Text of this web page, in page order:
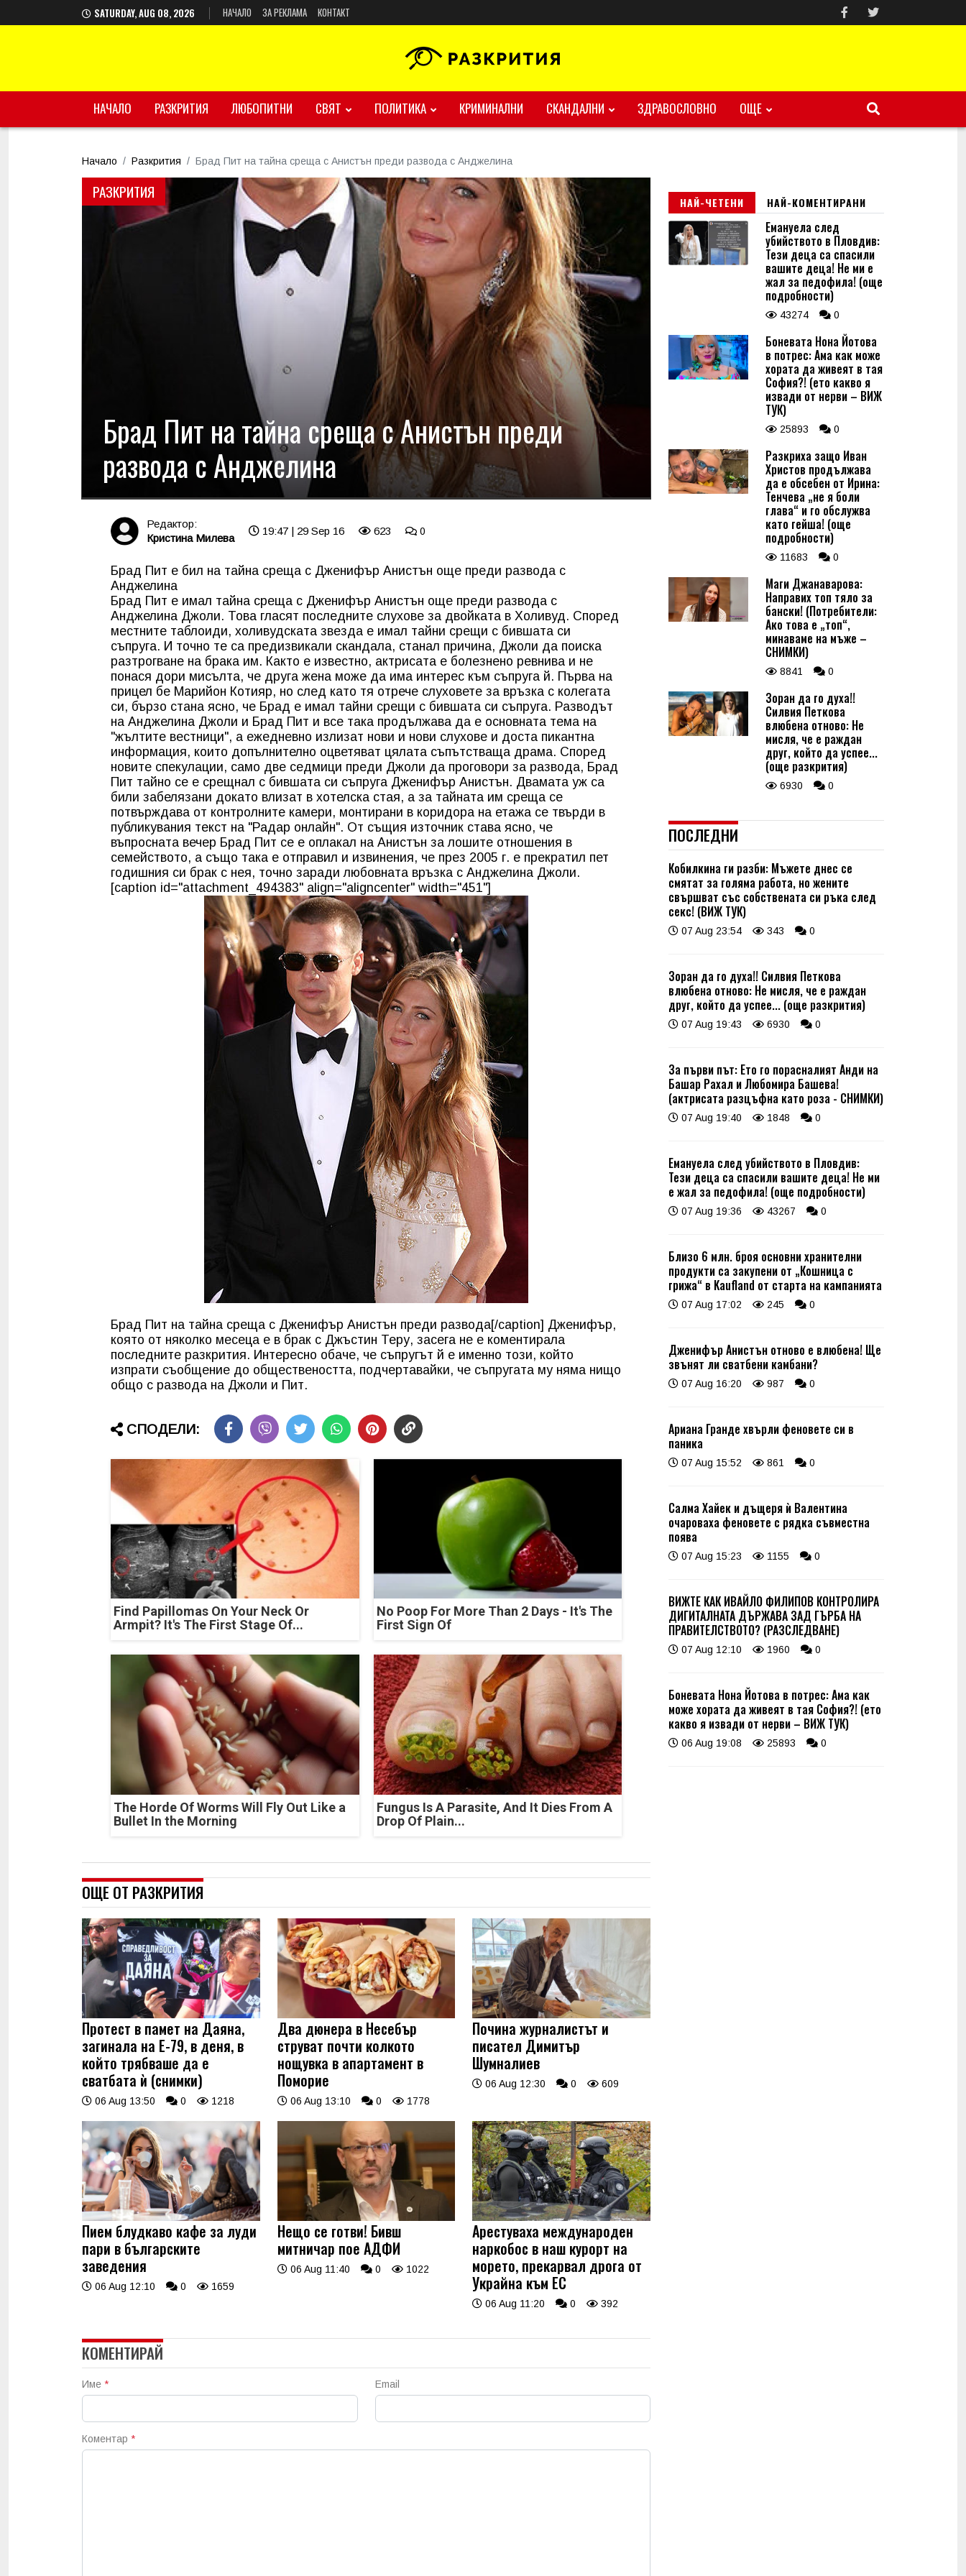
SATURDAY, AUG 08, 2026 НАЧАЛО ЗА РЕКЛАМА КОНТАКТ
НАЧАЛО РАЗКРИТИЯ ЛЮБОПИТНИ СВЯТ ПОЛИТИКА КРИМИНАЛНИ СКАНДАЛНИ ЗДРАВОСЛОВНО ОЩЕ
Начало Разкрития Брад Пит на тайна среща с Анистън преди развода с Анджелина
РАЗКРИТИЯ
Брад Пит на тайна среща с Анистън преди
развода с Анджелина
Редактор:
Кристина Милева
19:47 | 29 Sep 16 623 0
Брад Пит е бил на тайна среща с Дженифър Анистън още преди развода с
Анджелина
Брад Пит е имал тайна среща с Дженифър Анистън още преди развода с
Анджелина Джоли. Това гласят последните слухове за двойката в Холивуд. Според
местните таблоиди, холивудската звезда е имал тайни срещи с бившата си
съпруга. И точно те са предизвикали скандала, станал причина, Джоли да поиска
разтрогване на брака им. Както е известно, актрисата е болезнено ревнива и не
понася дори мисълта, че друга жена може да има интерес към съпруга й. Първа на
прицел бе Марийон Котияр, но след като тя отрече слуховете за връзка с колегата
си, бързо стана ясно, че Брад е имал тайни срещи с бившата си съпруга. Разводът
на Анджелина Джоли и Брад Пит и все така продължава да е основната тема на
"жълтите вестници", а ежедневно излизат нови и нови слухове и доста пикантна
информация, които допълнително оцветяват цялата съпътстваща драма. Според
новите спекулации, само две седмици преди Джоли да проговори за развода, Брад
Пит тайно се е срещнал с бившата си съпруга Дженифър Анистън. Двамата уж са
били забелязани докато влизат в хотелска стая, а за тайната им среща се
потвърждава от контролните камери, монтирани в коридора на етажа се твърди в
публикувания текст на "Радар онлайн". От същия източник става ясно, че
въпросната вечер Брад Пит се е оплакал на Анистън за лошите отношения в
семейството, а също така е отправил и извинения, че през 2005 г. е прекратил пет
годишния си брак с нея, точно заради любовната връзка с Анджелина Джоли.
[caption id="attachment_494383" align="aligncenter" width="451"]
Брад Пит на тайна среща с Дженифър Анистън преди развода[/caption] Дженифър,
която от няколко месеца е в брак с Джъстин Теру, засега не е коментирала
последните разкрития. Интересно обаче, че съпругът й е именно този, който
изпрати съобщение до обществеността, подчертавайки, че съпругата му няма нищо
общо с развода на Джоли и Пит.
СПОДЕЛИ:
Find Papillomas On Your Neck Or
Armpit? It's The First Stage Of...
No Poop For More Than 2 Days - It's The
First Sign Of
The Horde Of Worms Will Fly Out Like a
Bullet In the Morning
Fungus Is A Parasite, And It Dies From A
Drop Of Plain...
ОЩЕ ОТ РАЗКРИТИЯ
Протест в памет на Даяна,
загинала на Е-79, в деня, в
който трябваше да е
сватбата ѝ (снимки)
06 Aug 13:50 0 1218
Два дюнера в Несебър
струват почти колкото
нощувка в апартамент в
Поморие
06 Aug 13:10 0 1778
Почина журналистът и
писател Димитър
Шумналиев
06 Aug 12:30 0 609
Пием блудкаво кафе за луди
пари в българските
заведения
06 Aug 12:10 0 1659
Нещо се готви! Бивш
митничар пое АДФИ
06 Aug 11:40 0 1022
Арестуваха международен
наркобос в наш курорт на
морето, прекарвал дрога от
Украйна към ЕС
06 Aug 11:20 0 392
КОМЕНТИРАЙ
Име * Email
Коментар *
НАЙ-ЧЕТЕНИ НАЙ-КОМЕНТИРАНИ
Емануела след
убийството в Пловдив:
Тези деца са спасили
вашите деца! Не ми е
жал за педофила! (още
подробности)
43274 0
Боневата Нона Йотова
в потрес: Ама как може
хората да живеят в тая
София?! (ето какво я
извади от нерви – ВИЖ
ТУК)
25893 0
Разкриха защо Иван
Христов продължава
да е обсебен от Ирина:
Тенчева „не я боли
глава“ и го обслужва
като гейша! (още
подробности)
11683 0
Маги Джанаварова:
Направих топ тяло за
бански! (Потребители:
Ако това е „топ“,
минаваме на мъже –
СНИМКИ)
8841 0
Зоран да го духа!!
Силвия Петкова
влюбена отново: Не
мисля, че е раждан
друг, който да успее...
(още разкрития)
6930 0
ПОСЛЕДНИ
Кобилкина ги разби: Мъжете днес се
смятат за голяма работа, но жените
свършват със собствената си ръка след
секс! (ВИЖ ТУК)
07 Aug 23:54 343 0
Зоран да го духа!! Силвия Петкова
влюбена отново: Не мисля, че е раждан
друг, който да успее... (още разкрития)
07 Aug 19:43 6930 0
За първи път: Ето го порасналият Анди на
Башар Рахал и Любомира Башева!
(актрисата разцъфна като роза - СНИМКИ)
07 Aug 19:40 1848 0
Емануела след убийството в Пловдив:
Тези деца са спасили вашите деца! Не ми
е жал за педофила! (още подробности)
07 Aug 19:36 43267 0
Близо 6 млн. броя основни хранителни
продукти са закупени от „Кошница с
грижа“ в Kaufland от старта на кампанията
07 Aug 17:02 245 0
Дженифър Анистън отново е влюбена! Ще
звънят ли сватбени камбани?
07 Aug 16:20 987 0
Ариана Гранде хвърли феновете си в
паника
07 Aug 15:52 861 0
Салма Хайек и дъщеря ѝ Валентина
очароваха феновете с рядка съвместна
поява
07 Aug 15:23 1155 0
ВИЖТЕ КАК ИВАЙЛО ФИЛИПОВ КОНТРОЛИРА
ДИГИТАЛНАТА ДЪРЖАВА ЗАД ГЪРБА НА
ПРАВИТЕЛСТВОТО? (РАЗСЛЕДВАНЕ)
07 Aug 12:10 1960 0
Боневата Нона Йотова в потрес: Ама как
може хората да живеят в тая София?! (ето
какво я извади от нерви – ВИЖ ТУК)
06 Aug 19:08 25893 0